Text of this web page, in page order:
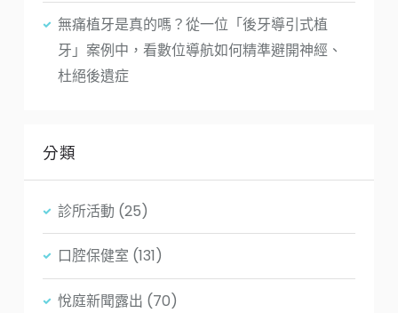
無痛植牙是真的嗎？從一位「後牙導引式植
牙」案例中，看數位導航如何精準避開神經、
杜絕後遺症
分類
診所活動 (25)
口腔保健室 (131)
悅庭新聞露出 (70)